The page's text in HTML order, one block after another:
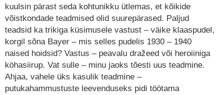
kuulsin pärast seda kohtunikku ütlemas, et kõikide
võistkondade teadmised olid suurepärased. Paljud
teadsid ka trikiga küsimusele vastust – väike klaaspudel,
korgil sõna Bayer – mis selles pudelis 1930 – 1940
naised hoidsid? Vastus – peavalu dražeed või heroiiniga
köhasiirup. Vat sulle – minu jaoks tõesti uus teadmine.
Ahjaa, vahele üks kasulik teadmine –
putukahammustuste leevenduseks pidi töötama